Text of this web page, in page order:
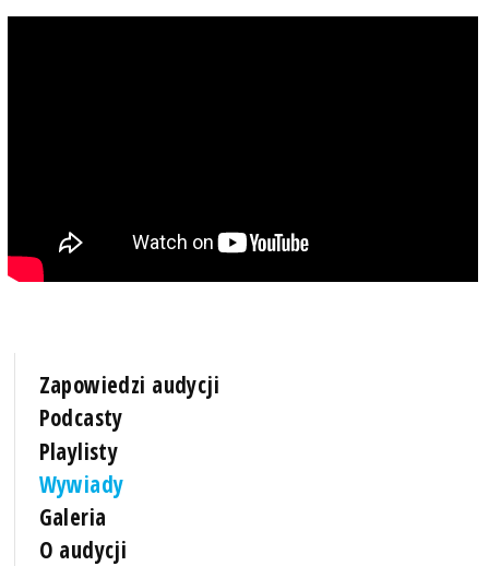
Zapowiedzi audycji
Podcasty
Playlisty
Wywiady
Galeria
O audycji